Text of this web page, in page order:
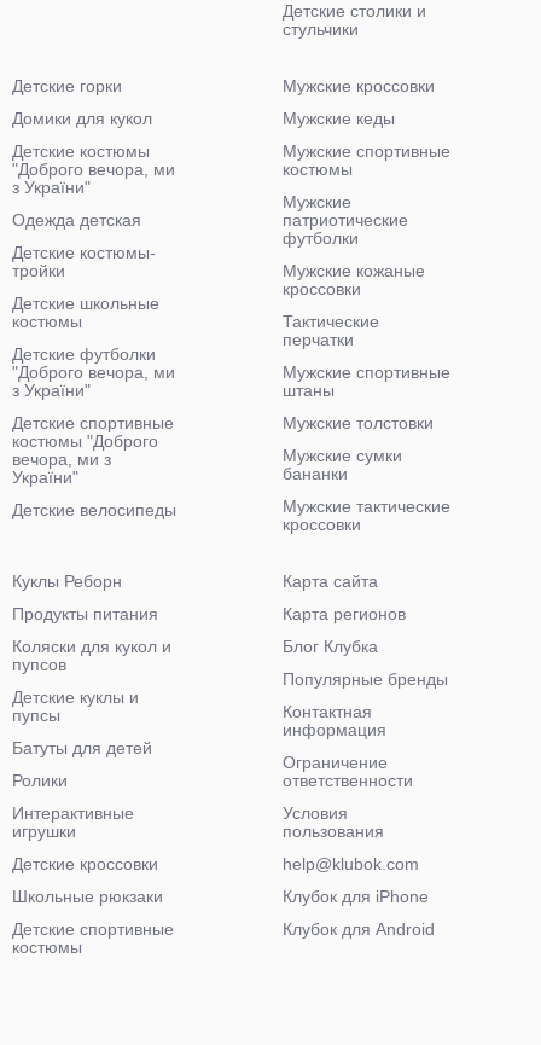
Детские столики и
стульчики
Детские горки
Домики для кукол
Детские костюмы
"Доброго вечора, ми
з України"
Одежда детская
Детские костюмы-
тройки
Детские школьные
костюмы
Детские футболки
"Доброго вечора, ми
з України"
Детские спортивные
костюмы "Доброго
вечора, ми з
України"
Детские велосипеды
Мужские кроссовки
Мужские кеды
Мужские спортивные
костюмы
Мужские
патриотические
футболки
Мужские кожаные
кроссовки
Тактические
перчатки
Мужские спортивные
штаны
Мужские толстовки
Мужские сумки
бананки
Мужские тактические
кроссовки
Куклы Реборн
Продукты питания
Коляски для кукол и
пупсов
Детские куклы и
пупсы
Батуты для детей
Ролики
Интерактивные
игрушки
Детские кроссовки
Школьные рюкзаки
Детские спортивные
костюмы
Карта сайта
Карта регионов
Блог Клубка
Популярные бренды
Контактная
информация
Ограничение
ответственности
Условия
пользования
help@klubok.com
Клубок для iPhone
Клубок для Android